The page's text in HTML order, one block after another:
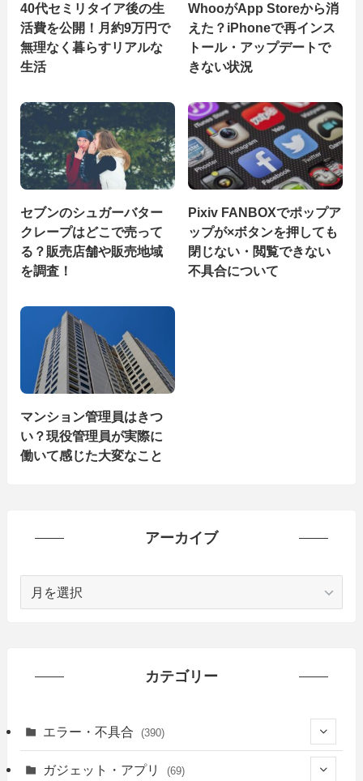
40代セミリタイア後の生
活費を公開！月約9万円で
無理なく暮らすリアルな
生活
WhooがApp Storeから消
えた？iPhoneで再インス
トール・アップデートで
きない状況
セブンのシュガーバター
クレープはどこで売って
る？販売店舗や販売地域
を調査！
Pixiv FANBOXでポップア
ップが×ボタンを押しても
閉じない・閲覧できない
不具合について
マンション管理員はきつ
い？現役管理員が実際に
働いて感じた大変なこと
アーカイブ
カテゴリー
エラー・不具合 (390)
(6)
ガジェット・アプリ (69)